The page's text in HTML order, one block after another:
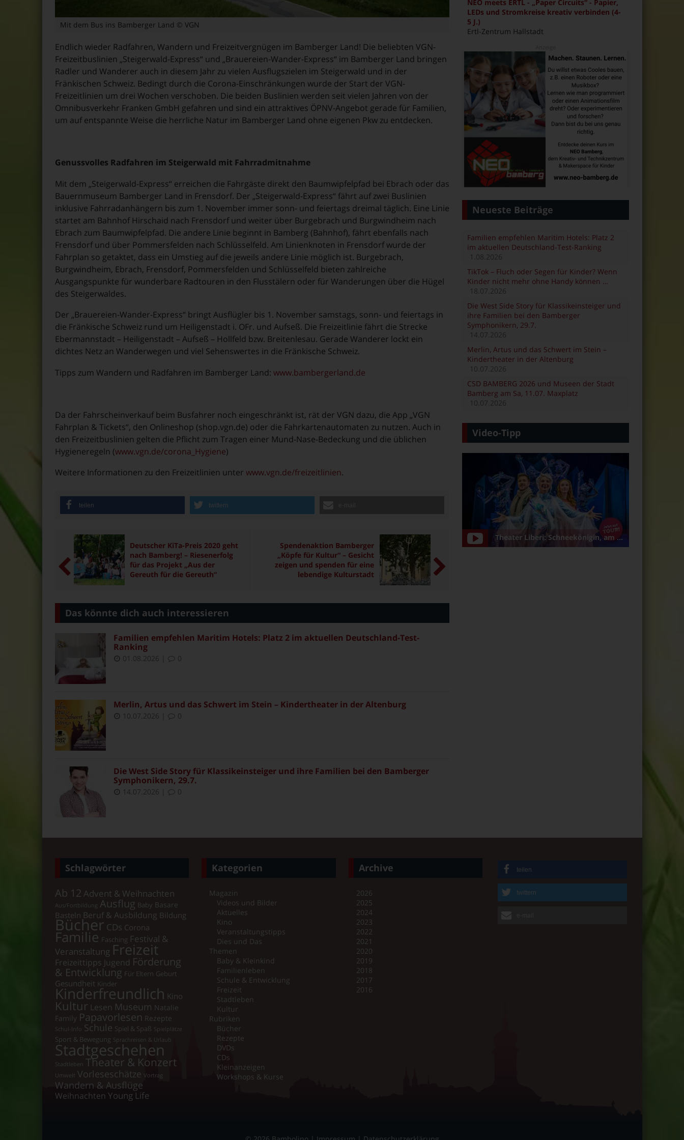
Mit dem Bus ins Bamberger Land © VGN
Endlich wieder Radfahren, Wandern und Freizeitvergnügen im Bamberger Land! Die beliebten VGN-
Freizeitbuslinien „Steigerwald-Express“ und „Brauereien-Wander-Express“ im Bamberger Land bringen
Radler und Wanderer auch in diesem Jahr zu vielen Ausflugszielen im Steigerwald und in der
Fränkischen Schweiz. Bedingt durch die Corona-Einschränkungen wurde der Start der VGN-
Freizeitlinien um drei Wochen verschoben. Die beiden Buslinien werden seit vielen Jahren von der
Omnibusverkehr Franken GmbH gefahren und sind ein attraktives ÖPNV-Angebot gerade für Familien,
um auf entspannte Weise die herrliche Natur im Bamberger Land ohne eigenen Pkw zu entdecken.
Genussvolles Radfahren im Steigerwald mit Fahrradmitnahme
Mit dem „Steigerwald-Express“ erreichen die Fahrgäste direkt den Baumwipfelpfad bei Ebrach oder das
Bauernmuseum Bamberger Land in Frensdorf. Der „Steigerwald-Express“ fährt auf zwei Buslinien
inklusive Fahrradanhängern bis zum 1. November immer sonn- und feiertags dreimal täglich. Eine Linie
startet am Bahnhof Hirschaid nach Frensdorf und weiter über Burgebrach und Burgwindheim nach
Ebrach zum Baumwipfelpfad. Die andere Linie beginnt in Bamberg (Bahnhof), fährt ebenfalls nach
Frensdorf und über Pommersfelden nach Schlüsselfeld. Am Linienknoten in Frensdorf wurde der
Fahrplan so getaktet, dass ein Umstieg auf die jeweils andere Linie möglich ist. Burgebrach,
Burgwindheim, Ebrach, Frensdorf, Pommersfelden und Schlüsselfeld bieten zahlreiche
Ausgangspunkte für wunderbare Radtouren in den Flusstälern oder für Wanderungen über die Hügel
des Steigerwaldes.
Der „Brauereien-Wander-Express“ bringt Ausflügler bis 1. November samstags, sonn- und feiertags in
die Fränkische Schweiz rund um Heiligenstadt i. OFr. und Aufseß. Die Freizeitlinie fährt die Strecke
Ebermannstadt – Heiligenstadt – Aufseß – Hollfeld bzw. Breitenlesau. Gerade Wanderer lockt ein
dichtes Netz an Wanderwegen und viel Sehenswertes in die Fränkische Schweiz.
Tipps zum Wandern und Radfahren im Bamberger Land: www.bambergerland.de
Da der Fahrscheinverkauf beim Busfahrer noch eingeschränkt ist, rät der VGN dazu, die App „VGN
Fahrplan & Tickets“, den Onlineshop (shop.vgn.de) oder die Fahrkartenautomaten zu nutzen. Auch in
den Freizeitbuslinien gelten die Pflicht zum Tragen einer Mund-Nase-Bedeckung und die üblichen
Hygieneregeln (www.vgn.de/corona_Hygiene)
Weitere Informationen zu den Freizeitlinien unter www.vgn.de/freizeitlinien.
teilen twittern
Deutscher KiTa-Preis 2020 geht
nach Bamberg! – Riesenerfolg
für das Projekt „Aus der
Gereuth für die Gereuth“
Spendenaktion Bamberger
„Köpfe für Kultur“ – Gesicht
zeigen und spenden für eine
lebendige Kulturstadt
Das könnte dich auch interessieren
Familien empfehlen Maritim Hotels: Platz 2 im aktuellen Deutschland-Test-
Ranking
01.08.2026 0
Merlin, Artus und das Schwert im Stein – Kindertheater in der Altenburg
10.07.2026 0
Die West Side Story für Klassikeinsteiger und ihre Familien bei den Bamberger
Symphonikern, 29.7.
14.07.2026 0
NEO meets ERTL - „Paper Circuits“ - Papier,
LEDs und Stromkreise kreativ verbinden (4-
5 J.)
Ertl-Zentrum Hallstadt
Neueste Beiträge
Familien empfehlen Maritim Hotels: Platz 2
im aktuellen Deutschland-Test-Ranking
1.08.2026
TikTok – Fluch oder Segen für Kinder? Wenn
Kinder nicht mehr ohne Handy können …
18.07.2026
Die West Side Story für Klassikeinsteiger und
ihre Familien bei den Bamberger
Symphonikern, 29.7.
14.07.2026
Merlin, Artus und das Schwert im Stein –
Kindertheater in der Altenburg
10.07.2026
CSD BAMBERG 2026 und Museen der Stadt
Bamberg am Sa, 11.07. Maxplatz
10.07.2026
Video-Tipp
Theater Liberi: Schneekönigin, am 5.1.2025 in Bamberg/Konzerthalle
Schlagwörter
Ab 12 Advent & Weihnachten
Aus/Fortbildung Ausflug Baby Basare
Basteln Beruf & Ausbildung Bildung
Bücher CDs Corona
Familie Fasching Festival &
Veranstaltung Freizeit
Freizeittipps Jugend Förderung
& Entwicklung Für Eltern Geburt
Gesundheit Kinder
Kinderfreundlich Kino
Kultur Lesen Museum Natalie
Family Papavorlesen Rezepte
Schul-Info Schule Spiel & Spaß Spielplätze
Sport & Bewegung Sprachreisen & Urlaub
Stadtgeschehen
Stadtleben Theater & Konzert
Umwelt Vorleseschätze Vortrag
Wandern & Ausflüge
Weihnachten Young Life
Kategorien
Magazin
Videos und Bilder
Aktuelles
Kino
Veranstaltungstipps
Dies und Das
Themen
Baby & Kleinkind
Familienleben
Schule & Entwicklung
Freizeit
Stadtleben
Kultur
Rubriken
Bücher
Rezepte
DVDs
CDs
Kleinanzeigen
Workshops & Kurse
Archive
2026
2025
2024
2023
2022
2021
2020
2019
2018
2017
2016
teilen
twittern